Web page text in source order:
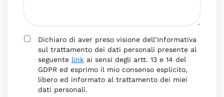
Dichiaro di aver preso visione dell’Informativa
sul trattamento dei dati personali presente al
seguente link ai sensi degli artt. 13 e 14 del
GDPR ed esprimo il mio consenso esplicito,
libero ed informato al trattamento dei miei
dati personali.